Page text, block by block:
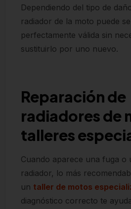
Dependiendo del tipo de
radiador de la moto puede
perfectamente válida sin
sustituirlo por uno nuevo.
Reparación de
radiadores de
talleres
Cuando aparece una fuga o
radiador, lo más
un taller de motos
diagnóstico correcto te